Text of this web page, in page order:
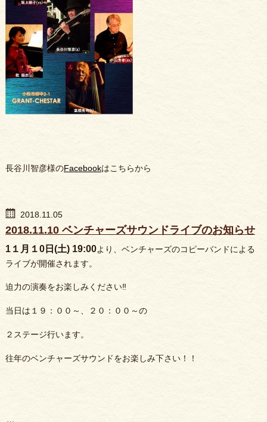
長谷川智彦様のFacebookはこちらから
2018.11.05
2018.11.10 ベンチャーズサウンドライブのお知らせ
1１月１0日(土) 19:00より、ベンチャーズのコピーバンドによる
ライブが開催されます。
迫力の演奏をお楽しみください‼️
当日は１９：００～、２０：００～の
２ステージ行います。
往年のベンチャーズサウンドをお楽しみ下さい！！